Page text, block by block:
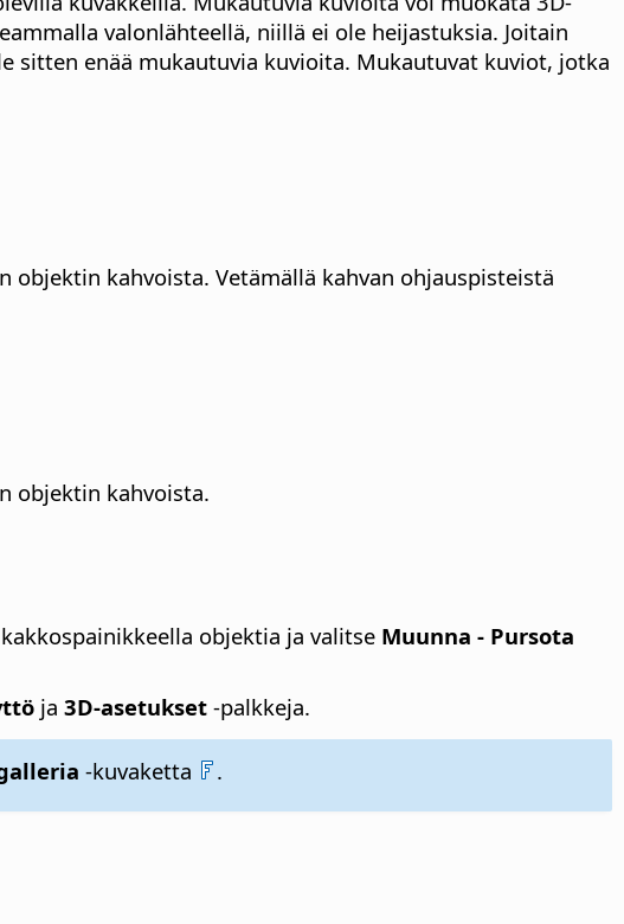
valonlähteellä, niillä ei ole heijastuksia. Joitain
sitten enää mukautuvia kuvioita. Mukautuvat kuviot, jotka
objektin kahvoista. Vetämällä kahvan ohjauspisteistä
objektin kahvoista.
objektia ja valitse Muunna - Pursota
ja 3D-asetukset -palkkeja.
-kuvaketta .